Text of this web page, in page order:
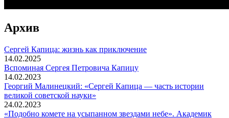
Архив
Сергей Капица: жизнь как приключение
14.02.2025
Вспоминaя Сергея Петровича Капицу
14.02.2023
Георгий Малинецкий: «Сергей Капица — часть истории
великой советской науки»
24.02.2023
«Подобно комете на усыпанном звездами небе». Академик